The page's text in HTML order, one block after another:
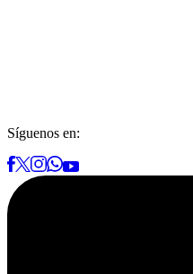
Síguenos en: